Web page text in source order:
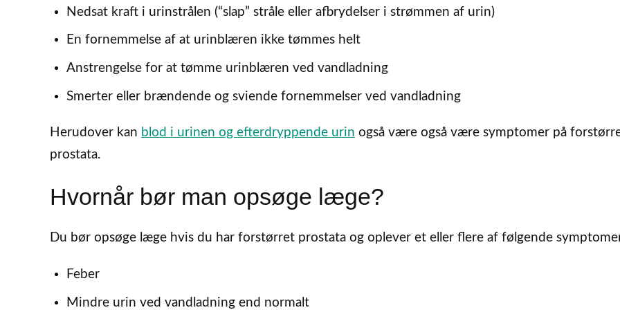
Nedsat kraft i urinstrålen (“slap” stråle eller afbrydelser i strømmen af urin)
En fornemmelse af at urinblæren ikke tømmes helt
Anstrengelse for at tømme urinblæren ved vandladning
Smerter eller brændende og sviende fornemmelser ved vandladning
Herudover kan blod i urinen og efterdryppende urin også være også være symptomer på
prostata.
Hvornår bør man opsøge læge?
Du bør opsøge læge hvis du har forstørret prostata og oplever et eller flere af følgende
Feber
Mindre urin ved vandladning end normalt